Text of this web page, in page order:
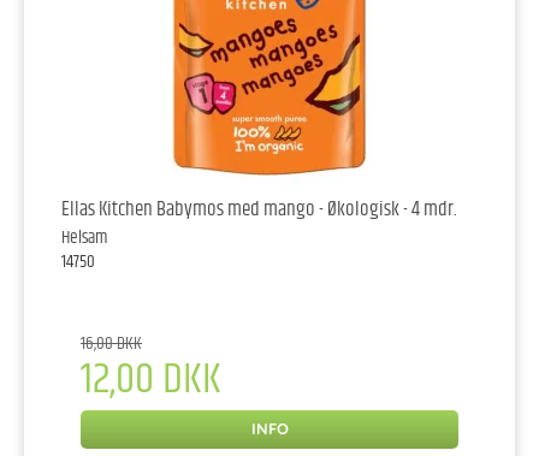
Ellas Kitchen Babymos med mango - Økologisk - 4 mdr.
Helsam
14750
16,00 DKK
12,00 DKK
INFO